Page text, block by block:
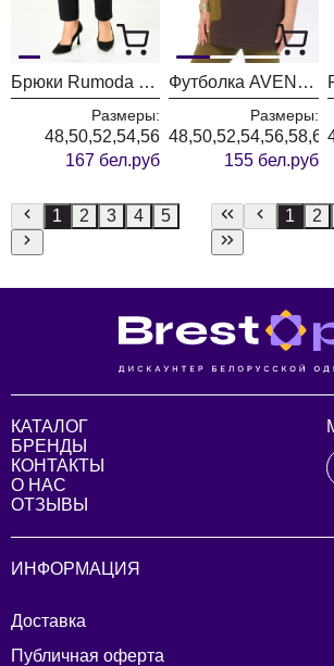
Брюки Rumoda 2289 черные
Размеры:
48,50,52,54,56
167 бел.руб
Футболка AVENUE 0339-1
Размеры:
155 бел.руб
1 2 3 4 5 1 2
КАТАЛОГ
БРЕНДЫ
КОНТАКТЫ
О НАС
ОТЗЫВЫ
ИНФОРМАЦИЯ
Доставка
Публичная оферта